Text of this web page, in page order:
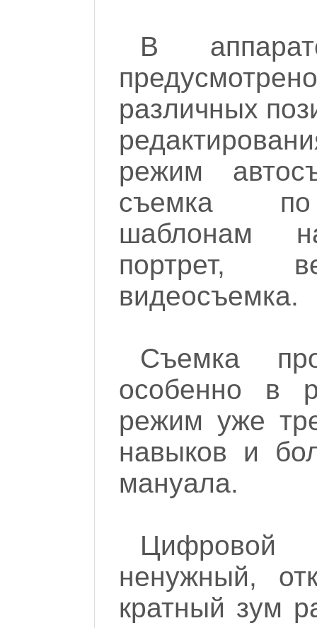
В
различных
режим
съемка по
шаблонам
портрет,
видеосъемка.
Съемка
особенно в
режим уже
навыков и
мануала.
Цифровой
ненужный,
кратный зум